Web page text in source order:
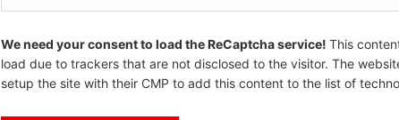
We need your consent to load the ReCaptcha service! This
load due to trackers that are not disclosed to the visitor. The
setup the site with their CMP to add this content to the list of